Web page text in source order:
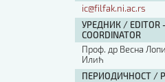
ic@filfak.ni.ac.rs
УРЕДНИК /
COORDINATOR
Проф. др Весна
Илић
ПЕРИОДИЧНОСТ /